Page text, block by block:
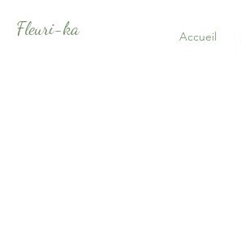
Fleuri-ka Accueil